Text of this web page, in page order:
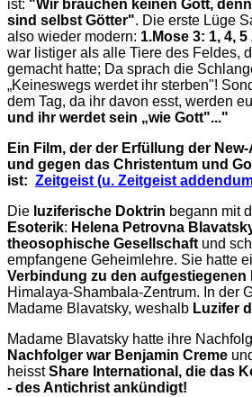
ist: "Wir brauchen keinen Gott,
sind selbst Götter". Die erste Lüge
also wieder modern: 1.Mose 3: 1, 4, 5
war listiger als alle Tiere des Feldes,
gemacht hatte; Da sprach die
„Keineswegs werdet ihr sterben"!
dem Tag, da ihr davon esst, werden
und ihr werdet sein „wie Gott"..."
Ein Film, der der Erfüllung der
und gegen das Christentum und
ist: Zeitgeist (u. Zeitgeist
Die luziferische Doktrin begann mit
Esoterik: Helena Petrovna
theosophische Gesellschaftund
empfangene Geheimlehre. Sie hatte
Verbindung zu den aufgestiegenen
Himalaya-Shambala-Zentrum. In der
Madame Blavatsky, weshalb Luzifer
Madame Blavatsky hatte ihre
Nachfolger war Benjamin Creme
heisstShare International, die das
- des Antichristankündigt!